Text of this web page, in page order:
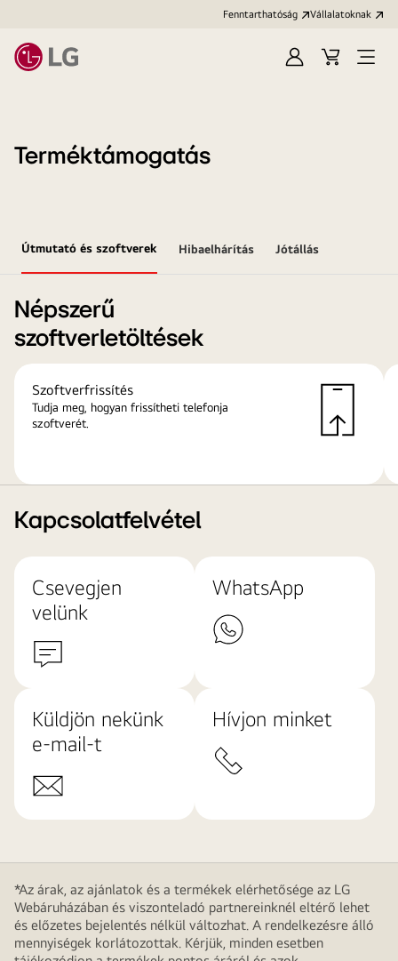
Fenntarthatóság Vállalatoknak
Bejelentkezés
KosárMenü
Terméktámogatás
Útmutató és szoftverek Hibaelhárítás Jótállás
Népszerű
szoftverletöltések
Szoftverfrissítés
Tudja meg, hogyan frissítheti telefonja
szoftverét.
Kapcsolatfelvétel
Csevegjen
velünk
WhatsApp
Küldjön nekünk
e-mail-t
Hívjon minket
*Az árak, az ajánlatok és a termékek elérhetősége az LG
Webáruházában és viszonteladó partnereinknél eltérő lehet
és előzetes bejelentés nélkül változhat. A rendelkezésre álló
mennyiségek korlátozottak. Kérjük, minden esetben